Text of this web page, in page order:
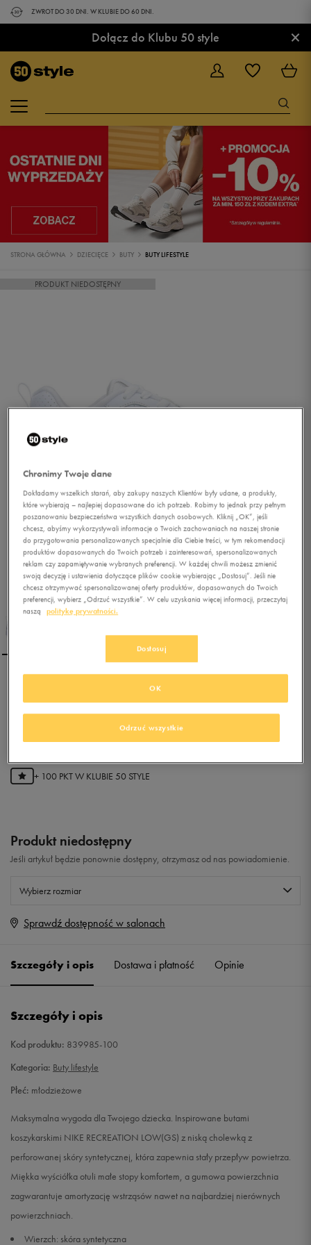
ZWROT DO 30 DNI. W KLUBIE DO 60 DNI.
Dołącz do Klubu 50 style ×
STRONA GŁÓWNA DZIECIĘCE BUTY BUTY LIFESTYLE
PRODUKT NIEDOSTĘPNY
NIKE COURT BOROUGH
LOW(GS)
+ 100 PKT W KLUBIE 50 STYLE
Produkt niedostępny
Jeśli artykuł będzie ponownie dostępny, otrzymasz od nas powiadomienie.
Wybierz rozmiar
Rozmiary EU
35,5 22,5 cm
36,5 23,5 cm Powiadom o dostępności
37,5 23,5 cm
24 cm Powiadom o dostępności
38,5 24 cm
Sprawdź dostępność w salonach
Szczegóły i opis Dostawa i płatność Opinie
Szczegóły i opis
Kod produktu: 839985-100
Kategoria: Buty lifestyle
Płeć: młodzieżowe
Maksymalna wygoda dla Twojego dziecka. Inspirowane butami
koszykarskimi NIKE RECREATION LOW(GS) z niską cholewką z
perforowanej skóry syntetycznej, która zapewnia stały przepływ powietrza.
Miękka wyściółka otuli małe stopy komfortem, a gumowa powierzchnia
zagwarantuje amortyzację wstrząsów nawet na najbardziej nierównych
powierzchniach.
Wierzch: skóra syntetyczna
Chronimy Twoje dane
Dokładamy wszelkich starań, aby zakupy naszych Klientów były udane, a produkty,
które wybierają – najlepiej dopasowane do ich potrzeb. Robimy to jednak przy pełnym
poszanowaniu bezpieczeństwa wszystkich danych osobowych. Kliknij „OK”, jeśli
chcesz, abyśmy wykorzystywali informacje o Twoich zachowaniach na naszej stronie
do przygotowania personalizowanych specjalnie dla Ciebie treści, w tym rekomendacji
produktów dopasowanych do Twoich potrzeb i zainteresowań, spersonalizowanych
reklam czy zapamiętywanie wybranych preferencji. W każdej chwili możesz zmienić
swoją decyzję i ustawienia dotyczące plików cookie wybierając „Dostosuj”. Jeśli nie
chcesz otrzymywać spersonalizowanej oferty produktów, dopasowanych do Twoich
preferencji, wybierz „Odrzuć wszystkie”. W celu uzyskania więcej informacji, przeczytaj
naszą
politykę prywatności.
Dostosuj
Odrzuć wszystkie
OK